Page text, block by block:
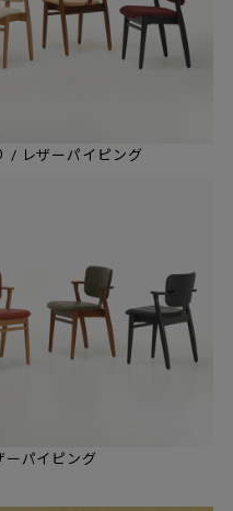
/ レザーパイピング
パイピング